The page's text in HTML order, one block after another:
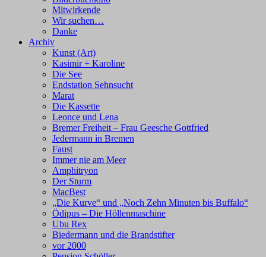
Mitwirkende
Wir suchen…
Danke
Archiv
Kunst (Art)
Kasimir + Karoline
Die See
Endstation Sehnsucht
Marat
Die Kassette
Leonce und Lena
Bremer Freiheit – Frau Geesche Gottfried
Jedermann in Bremen
Faust
Immer nie am Meer
Amphitryon
Der Sturm
MacBest
„Die Kurve“ und „Noch Zehn Minuten bis Buffalo“
Ödipus – Die Höllenmaschine
Ubu Rex
Biedermann und die Brandstifter
vor 2000